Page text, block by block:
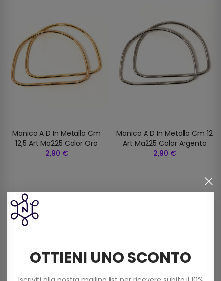
Manico A D In Metallo Cm
12,5 Art Ma225 Color Oro
2,90 €
Manico A D In Metallo Cm 12
Art Ma225 Color Argento
2,90 €
OTTIENI UNO SCONTO